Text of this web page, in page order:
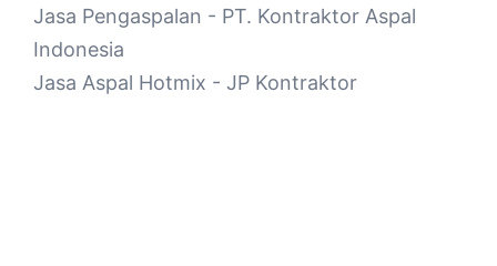
Jasa Pengaspalan - PT. Kontraktor Aspal
Indonesia
Jasa Aspal Hotmix - JP Kontraktor